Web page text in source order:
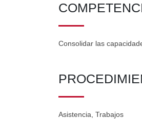
Consolidar las
Asistencia, Trabajos